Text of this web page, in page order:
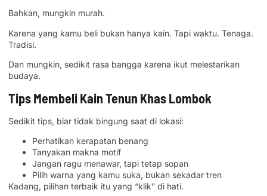
Bahkan, mungkin murah.
Karena yang kamu beli bukan hanya kain. Tapi waktu. Tenaga.
Tradisi.
Dan mungkin, sedikit rasa bangga karena ikut melestarikan
budaya.
Tips Membeli Kain Tenun Khas Lombok
Sedikit tips, biar tidak bingung saat di lokasi:
Perhatikan kerapatan benang
Tanyakan makna motif
Jangan ragu menawar, tapi tetap sopan
Pilih warna yang kamu suka, bukan sekadar tren
Kadang, pilihan terbaik itu yang “klik” di hati.